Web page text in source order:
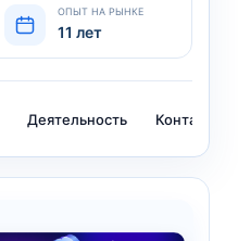
ОПЫТ НА РЫНКЕ
11 лет
Деятельность Контакты